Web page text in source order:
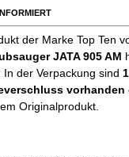
der Marke Top Ten
JATA 905 AM
der Verpackung sind
vorhanden
Originalprodukt.